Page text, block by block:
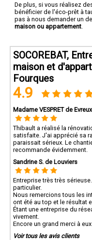
De plus, si vous réalisez
bénéficier de l'éco-prêt à
pas à nous demander un
maison ou appartement
SOCOREBAT,
maison et
Fourques
4.9
Madame VESPRET de Evreux
Thibault a réalisé la
satisfaite. J'ai apprécié sa
paraissait sérieux. Le
recommande évidemment.
Sandrine S. de Louviers
Entreprise très très
particulier.
Nous remercions tous les
ont été au top et le résultat
Étant une entreprise du
vivement.
Encore un grand merci à eux
Voir tous les avis clients